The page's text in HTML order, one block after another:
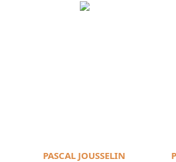
PASCAL JOUSSELIN